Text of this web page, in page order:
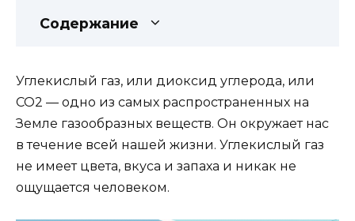
Содержание
Углекислый газ, или диоксид углерода, или
CO2 — одно из самых распространенных на
Земле газообразных веществ. Он окружает нас
в течение всей нашей жизни. Углекислый газ
не имеет цвета, вкуса и запаха и никак не
ощущается человеком.